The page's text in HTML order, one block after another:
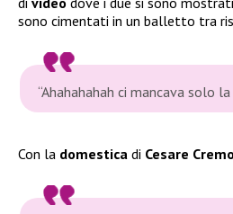
sono cimentati in un balletto tra
“Ahahahahah ci mancava solo
Con la domestica di Cesare